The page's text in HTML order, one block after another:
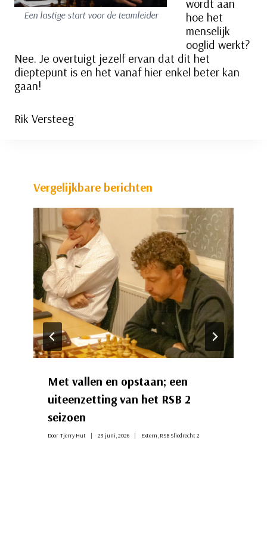
Een lastige start voor de teamleider
wordt aan
hoe het
menselijk
ooglid werkt?
Nee. Je overtuigt jezelf ervan dat dit het
dieptepunt is en het vanaf hier enkel beter kan
gaan!
Rik Versteeg
Vergelijkbare berichten
Met vallen en opstaan; een
uiteenzetting van het RSB 2
seizoen
Door Tjerry Hut 23 juni, 2026 Extern, RSB Sliedrecht 2